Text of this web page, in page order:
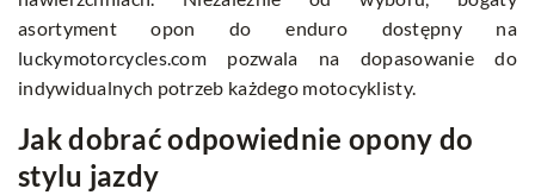
asortyment opon do enduro dostępny na
luckymotorcycles.com pozwala na dopasowanie do
indywidualnych potrzeb każdego motocyklisty.
Jak dobrać odpowiednie opony do
stylu jazdy